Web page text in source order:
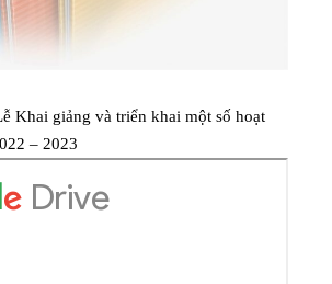
Khai giảng và triển khai một số hoạt
– 2023